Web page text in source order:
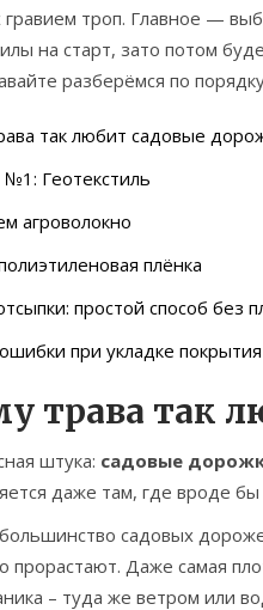
троп. Главное —
на старт, зато потом
разберёмся по
так любит садовые
Геотекстиль
агроволокно
плёнка
простой способ без
при укладке покрытия
трава так
штука: садовые
даже там, где вроде
садовых
прорастают. Даже самая
– туда же ветром или